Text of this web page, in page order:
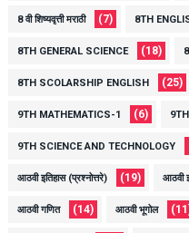
8 वी शिष्यवृत्ती मराठी (7) 8TH
8TH GENERAL SCIENCE (18)
8TH SCOLARSHIP ENGLISH (25)
9TH MATHEMATICS-1 (6)
9TH SCIENCE AND TECHNOLOGY
आठवी इतिहास (प्रश्नोत्तरे) (19) आठवी
आठवी गणित (14) आठवी भूगोल